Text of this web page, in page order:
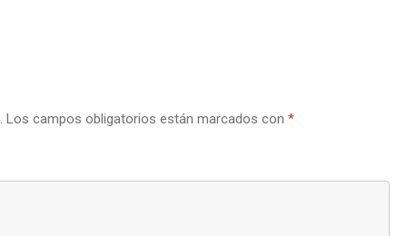
Los campos obligatorios están marcados con *